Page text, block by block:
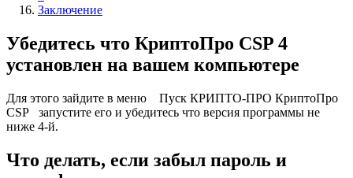
Заключение
Убедитесь что КриптоПро CSP 4
установлен на вашем компьютере
Для этого зайдите в меню Пуск КРИПТО-ПРО КриптоПро
CSP запустите его и убедитесь что версия программы не
ниже 4-й.
Что делать, если забыл пароль и